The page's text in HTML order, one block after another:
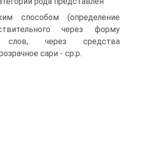
способом (определение
через форму
слов, через средства
сари - ср.р.